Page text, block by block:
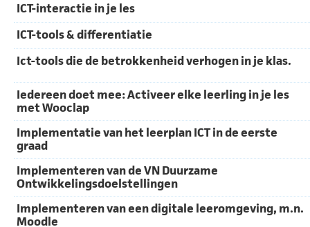
ICT-interactie in je les
ICT-tools & differentiatie
Ict-tools die de betrokkenheid verhogen in je klas.
Iedereen doet mee: Activeer elke leerling in je les
met Wooclap
Implementatie van het leerplan ICT in de eerste
graad
Implementeren van de VN Duurzame
Ontwikkelingsdoelstellingen
Implementeren van een digitale leeromgeving, m.n.
Moodle